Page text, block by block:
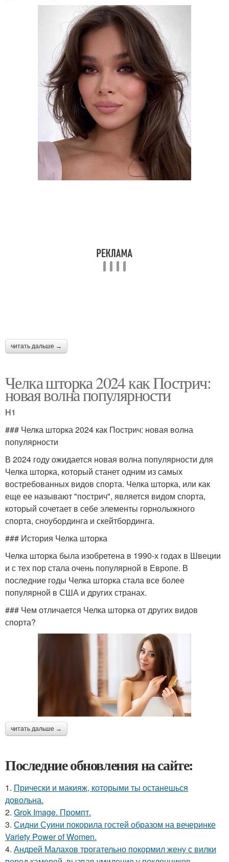
читать дальше →
Челка шторка 2024 как Пострич:
новая волна популярности
H1
### Челка шторка 2024 как Пострич: новая волна
популярности
В 2024 году ожидается новая волна популярности для
Челка шторка, который станет одним из самых
востребованных видов спорта. Челка шторка, или как
еще ее называют "пострич", является видом спорта,
который сочетает в себе элементы горнолыжного
спорта, сноубординга и скейтбординга.
### История Челка шторка
Челка шторка была изобретена в 1990-х годах в Швеции
и с тех пор стала очень популярной в Европе. В
последние годы Челка шторка стала все более
популярной в США и других странах.
### Чем отличается Челка шторка от других видов
спорта?
читать дальше →
Последние обновления на сайте:
1. Прически и макияж, которыми ты останешься
довольна.
2. Grok Image. Промпт.
3. Сидни Суини покорила гостей образом на вечеринке
Variety Power of Women.
4. Андрей Малахов трогательно покормил жену с вилки